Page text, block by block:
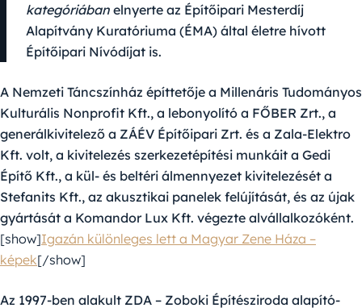
kategóriában elnyerte az Építőipari Mesterdíj
Alapítvány Kuratóriuma (ÉMA) által életre hívott
Építőipari Nívódíjat is.
A Nemzeti Táncszínház építtetője a Millenáris Tudományos
Kulturális Nonprofit Kft., a lebonyolító a FŐBER Zrt., a
generálkivitelező a ZÁÉV Építőipari Zrt. és a Zala-Elektro
Kft. volt, a kivitelezés szerkezetépítési munkáit a Gedi
Építő Kft., a kül- és beltéri álmennyezet kivitelezését a
Stefanits Kft., az akusztikai panelek felújítását, és az újak
gyártását a Komandor Lux Kft. végezte alvállalkozóként.
[show]Igazán különleges lett a Magyar Zene Háza –
képek[/show]
Az 1997-ben alakult ZDA – Zoboki Építésziroda alapító-